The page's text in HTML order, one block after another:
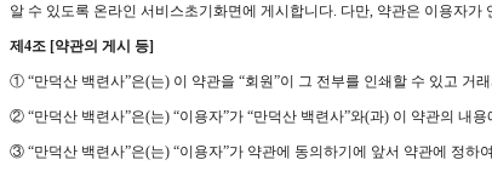
알 수 있도록 온라인 서비스초기화면에 게시합니다. 다만, 약관은 이용자가
제4조 [약관의 게시 등]
① “만덕산 백련사”은(는) 이 약관을 “회원”이 그 전부를 인쇄할 수 있고 거
② “만덕산 백련사”은(는) “이용자”가 “만덕산 백련사”와(과) 이 약관의 내
③ “만덕산 백련사”은(는) “이용자”가 약관에 동의하기에 앞서 약관에 정